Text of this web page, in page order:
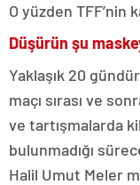
O yüzden TFF’nin
Düşürün şu
Yaklaşık 20
maçı sırası ve
ve tartışmalarda
bulunmadığı
Halil Umut Meler